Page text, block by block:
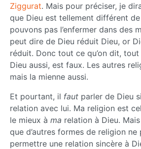
Ziggurat. Mais pour préciser, je
que Dieu est tellement différent
pouvons pas l’enfermer dans des
peut dire de Dieu réduit Dieu, or
réduit. Donc tout ce qu’on dit,
Dieu aussi, est faux. Les autres
mais la mienne aussi.
Et pourtant, il faut parler de Dieu
relation avec lui. Ma religion est
le mieux à ma relation à Dieu.
que d’autres formes de religion ne
permettre une relation sincère à